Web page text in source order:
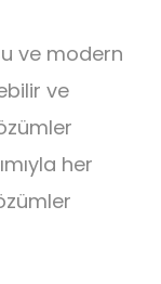
ve modern
ve
her